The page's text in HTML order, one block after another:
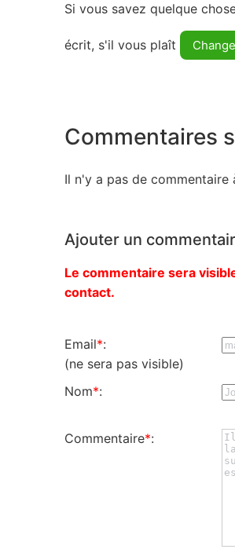
Si vous savez quelque
écrit, s'il vous plaît
Commentaires
Il n'y a pas de
Ajouter un
Le commentaire sera
contact.
Email*:
(ne sera pas visible)
Nom*:
Commentaire*: